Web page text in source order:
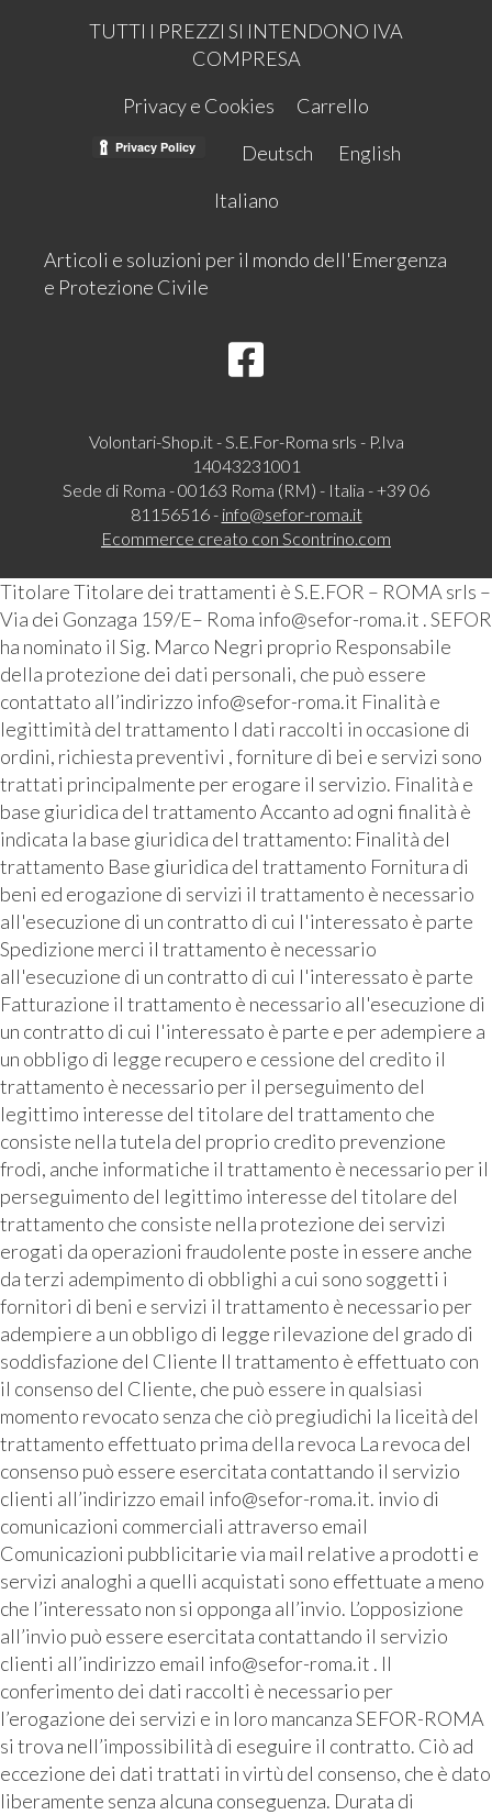
TUTTI I PREZZI SI INTENDONO IVA
COMPRESA
Privacy e Cookies
Carrello
Deutsch
English
Italiano
Articoli e soluzioni per il mondo dell'Emergenza
e Protezione Civile
Volontari-Shop.it - S.E.For-Roma srls - P.Iva
14043231001
Sede di Roma - 00163 Roma (RM) - Italia - +39 06
81156516 - info@sefor-roma.it
Ecommerce creato con Scontrino.com
Titolare Titolare dei trattamenti è S.E.FOR – ROMA srls –
Via dei Gonzaga 159/E– Roma info@sefor-roma.it . SEFOR
ha nominato il Sig. Marco Negri proprio Responsabile
della protezione dei dati personali, che può essere
contattato all’indirizzo info@sefor-roma.it Finalità e
legittimità del trattamento I dati raccolti in occasione di
ordini, richiesta preventivi , forniture di bei e servizi sono
trattati principalmente per erogare il servizio. Finalità e
base giuridica del trattamento Accanto ad ogni finalità è
indicata la base giuridica del trattamento: Finalità del
trattamento Base giuridica del trattamento Fornitura di
beni ed erogazione di servizi il trattamento è necessario
all'esecuzione di un contratto di cui l'interessato è parte
Spedizione merci il trattamento è necessario
all'esecuzione di un contratto di cui l'interessato è parte
Fatturazione il trattamento è necessario all'esecuzione di
un contratto di cui l'interessato è parte e per adempiere a
un obbligo di legge recupero e cessione del credito il
trattamento è necessario per il perseguimento del
legittimo interesse del titolare del trattamento che
consiste nella tutela del proprio credito prevenzione
frodi, anche informatiche il trattamento è necessario per il
perseguimento del legittimo interesse del titolare del
trattamento che consiste nella protezione dei servizi
erogati da operazioni fraudolente poste in essere anche
da terzi adempimento di obblighi a cui sono soggetti i
fornitori di beni e servizi il trattamento è necessario per
adempiere a un obbligo di legge rilevazione del grado di
soddisfazione del Cliente Il trattamento è effettuato con
il consenso del Cliente, che può essere in qualsiasi
momento revocato senza che ciò pregiudichi la liceità del
trattamento effettuato prima della revoca La revoca del
consenso può essere esercitata contattando il servizio
clienti all’indirizzo email info@sefor-roma.it. invio di
comunicazioni commerciali attraverso email
Comunicazioni pubblicitarie via mail relative a prodotti e
servizi analoghi a quelli acquistati sono effettuate a meno
che l’interessato non si opponga all’invio. L’opposizione
all’invio può essere esercitata contattando il servizio
clienti all’indirizzo email info@sefor-roma.it . Il
conferimento dei dati raccolti è necessario per
l’erogazione dei servizi e in loro mancanza SEFOR-ROMA
si trova nell’impossibilità di eseguire il contratto. Ciò ad
eccezione dei dati trattati in virtù del consenso, che è dato
liberamente senza alcuna conseguenza. Durata di